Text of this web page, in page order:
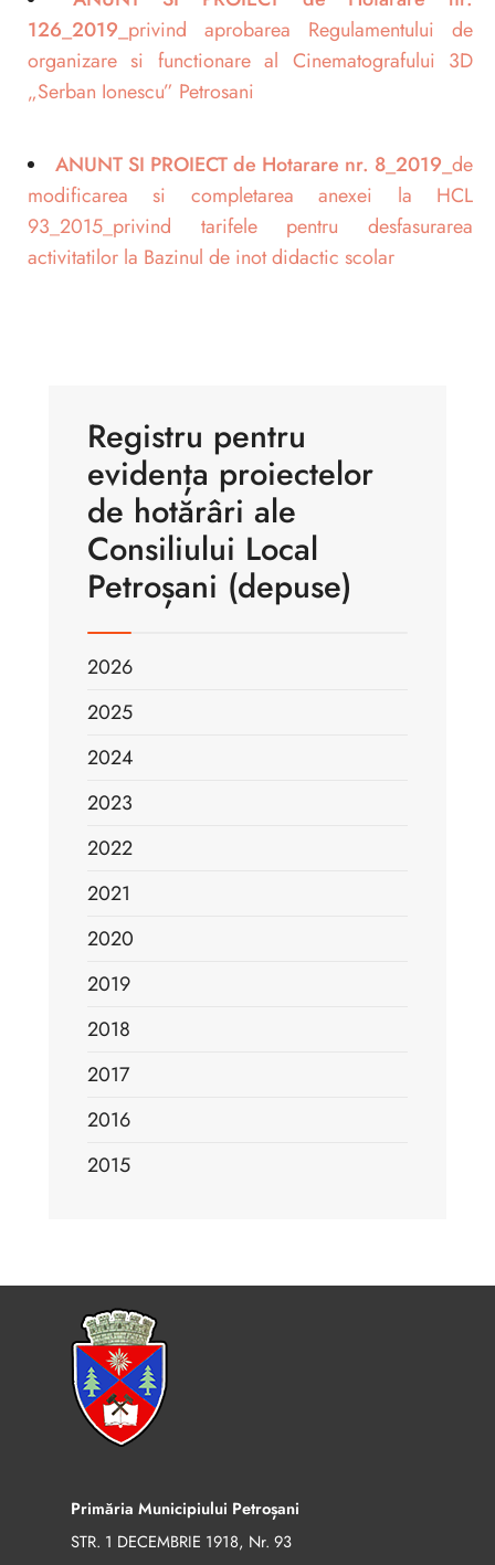
126_2019_privind aprobarea Regulamentului de
organizare si functionare al Cinematografului 3D
„Serban Ionescu” Petrosani
ANUNT SI PROIECT de Hotarare nr. 8_2019_de
modificarea si completarea anexei la HCL
93_2015_privind tarifele pentru desfasurarea
activitatilor la Bazinul de inot didactic scolar
Registru pentru
evidența proiectelor
de hotărâri ale
Consiliului Local
Petroșani (depuse)
2026
2025
2024
2023
2022
2021
2020
2019
2018
2017
2016
2015
Primăria Municipiului Petroșani
STR. 1 DECEMBRIE 1918, Nr. 93